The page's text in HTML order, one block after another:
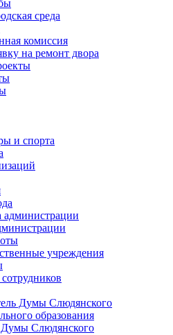
среда
комиссия
на ремонт двора
и спорта
администрации
учреждения
Думы Слюдянского
образования
Слюдянского